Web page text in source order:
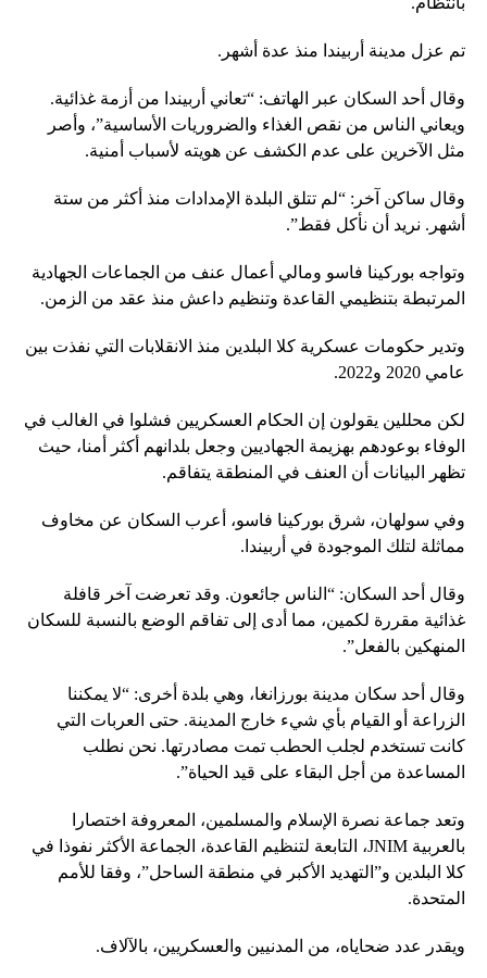
تم عزل مدينة أربيندا منذ عدة أشهر.
وقال أحد السكان عبر الهاتف: “تعاني أربيندا من أزمة غذائية.
ويعاني الناس من نقص الغذاء والضروريات الأساسية”، وأصر
مثل الآخرين على عدم الكشف عن هويته لأسباب أمنية.
وقال ساكن آخر: “لم تتلق البلدة الإمدادات منذ أكثر من ستة
أشهر. نريد أن نأكل فقط”.
وتواجه بوركينا فاسو ومالي أعمال عنف من الجماعات الجهادية
المرتبطة بتنظيمي القاعدة وتنظيم داعش منذ عقد من الزمن.
وتدير حكومات عسكرية كلا البلدين منذ الانقلابات التي نفذت بين
عامي 2020 و2022.
لكن محللين يقولون إن الحكام العسكريين فشلوا في الغالب في
الوفاء بوعودهم بهزيمة الجهاديين وجعل بلدانهم أكثر أمنا، حيث
تظهر البيانات أن العنف في المنطقة يتفاقم.
وفي سولهان، شرق بوركينا فاسو، أعرب السكان عن مخاوف
مماثلة لتلك الموجودة في أربيندا.
وقال أحد السكان: “الناس جائعون. وقد تعرضت آخر قافلة
غذائية مقررة لكمين، مما أدى إلى تفاقم الوضع بالنسبة للسكان
المنهكين بالفعل”.
وقال أحد سكان مدينة بورزانغا، وهي بلدة أخرى: “لا يمكننا
الزراعة أو القيام بأي شيء خارج المدينة. حتى العربات التي
كانت تستخدم لجلب الحطب تمت مصادرتها. نحن نطلب
المساعدة من أجل البقاء على قيد الحياة”.
وتعد جماعة نصرة الإسلام والمسلمين، المعروفة اختصارا
بالعربية JNIM، التابعة لتنظيم القاعدة، الجماعة الأكثر نفوذا في
كلا البلدين و”التهديد الأكبر في منطقة الساحل”، وفقا للأمم
المتحدة.
ويقدر عدد ضحاياه، من المدنيين والعسكريين، بالآلاف.